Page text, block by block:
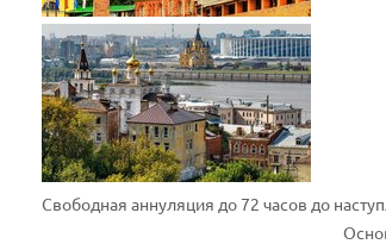
Свободная аннуляция до 72 часов до